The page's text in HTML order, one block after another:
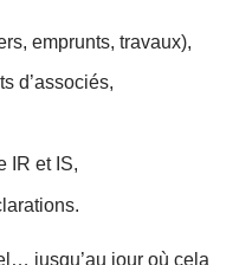
emprunts, travaux),
d’associés,
IR et IS,
jusqu’au jour où cela